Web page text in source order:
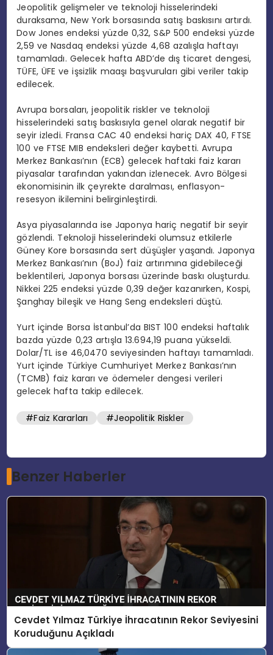
Jeopolitik gelişmeler ve teknoloji hisselerindeki
duraksama, New York borsasında satış baskısını artırdı.
Dow Jones endeksi yüzde 0,32, S&P 500 endeksi yüzde
2,59 ve Nasdaq endeksi yüzde 4,68 azalışla haftayı
tamamladı. Gelecek hafta ABD’de dış ticaret dengesi,
TÜFE, ÜFE ve işsizlik maaşı başvuruları gibi veriler takip
edilecek.
Avrupa borsaları, jeopolitik riskler ve teknoloji
hisselerindeki satış baskısıyla genel olarak negatif bir
seyir izledi. Fransa CAC 40 endeksi hariç DAX 40, FTSE
100 ve FTSE MIB endeksleri değer kaybetti. Avrupa
Merkez Bankası’nın (ECB) gelecek haftaki faiz kararı
piyasalar tarafından yakından izlenecek. Avro Bölgesi
ekonomisinin ilk çeyrekte daralması, enflasyon-
resesyon ikilemini belirginleştirdi.
Asya piyasalarında ise Japonya hariç negatif bir seyir
gözlendi. Teknoloji hisselerindeki olumsuz etkilerle
Güney Kore borsasında sert düşüşler yaşandı. Japonya
Merkez Bankası’nın (BoJ) faiz artırımına gidebileceği
beklentileri, Japonya borsası üzerinde baskı oluşturdu.
Nikkei 225 endeksi yüzde 0,39 değer kazanırken, Kospi,
Şanghay bileşik ve Hang Seng endeksleri düştü.
Yurt içinde Borsa İstanbul’da BIST 100 endeksi haftalık
bazda yüzde 0,23 artışla 13.694,19 puana yükseldi.
Dolar/TL ise 46,0470 seviyesinden haftayı tamamladı.
Yurt içinde Türkiye Cumhuriyet Merkez Bankası’nın
(TCMB) faiz kararı ve ödemeler dengesi verileri
gelecek hafta takip edilecek.
#Faiz Kararları #Jeopolitik Riskler
Benzer Haberler
Cevdet Yılmaz Türkiye İhracatının Rekor Seviyesini
Koruduğunu Açıkladı